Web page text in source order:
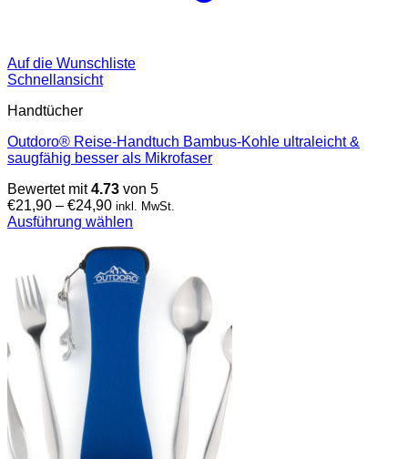
Auf die Wunschliste
Schnellansicht
Handtücher
Outdoro® Reise-Handtuch Bambus-Kohle ultraleicht &
saugfähig besser als Mikrofaser
Bewertet mit4.73 von 5
€21,90 – €24,90 inkl. MwSt.
Ausführung wählen
mehrere
Varianten
auf.
Die
Optionen
können
auf
der
Produktseite
gewählt
werden